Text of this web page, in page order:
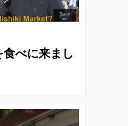
べに来まし